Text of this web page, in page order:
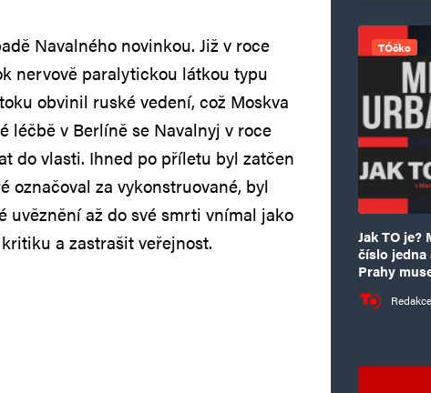
Navalného novinkou. Již v roce
nervově paralytickou látkou typu
obvinil ruské vedení, což Moskva
léčbě v Berlíně se Navalnyj v roce
do vlasti. Ihned po příletu byl zatčen
označoval za vykonstruované, byl
uvěznění až do své smrti vnímal jako
a zastrašit veřejnost.
TÓčko
Jak TO je?
číslo jedna
Prahy